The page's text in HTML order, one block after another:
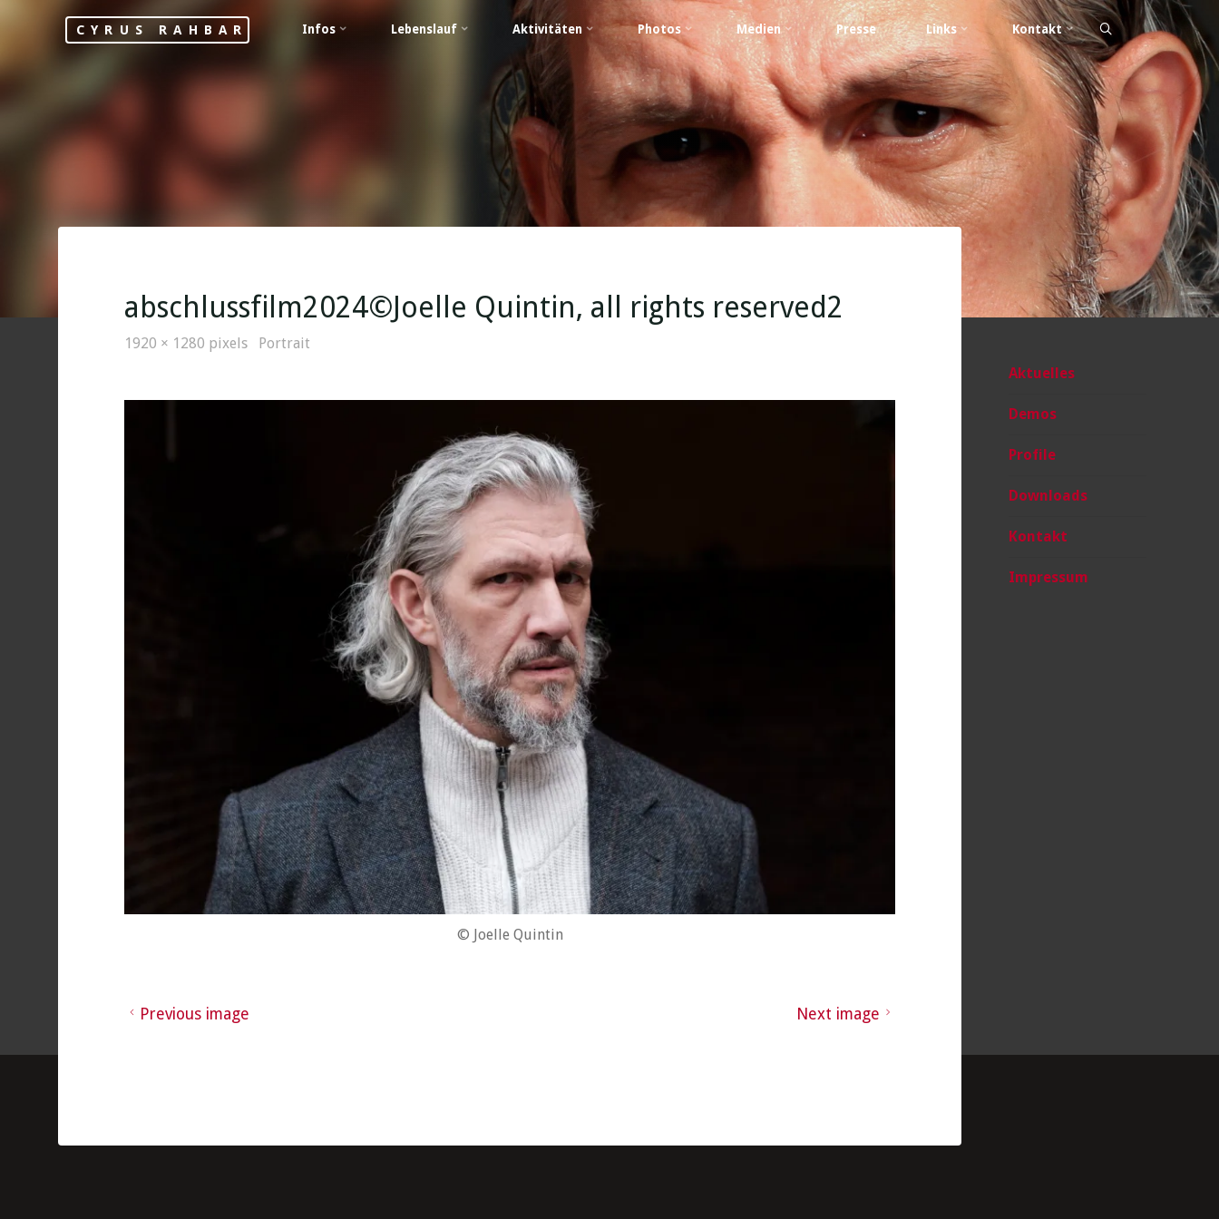
content
CYRUS RAHBAR Infos Lebenslauf Aktivitäten Photos Medien Presse Links Kontakt
abschlussfilm2024©Joelle Quintin, all rights reserved2
Full
1920 × 1280 pixels Portrait
© Joelle Quintin
Previous image Next image
Aktuelles
Demos
Profile
Downloads
Kontakt
Impressum